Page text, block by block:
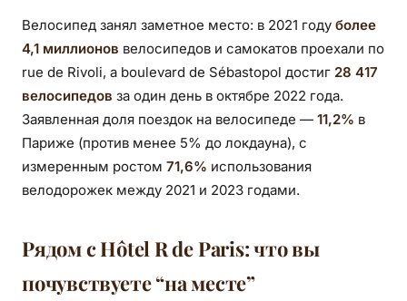
Велосипед занял заметное место: в 2021 году более
4,1 миллионов велосипедов и самокатов проехали по
rue de Rivoli, а boulevard de Sébastopol достиг 28 417
велосипедов за один день в октябре 2022 года.
Заявленная доля поездок на велосипеде — 11,2% в
Париже (против менее 5% до локдауна), с
измеренным ростом 71,6% использования
велодорожек между 2021 и 2023 годами.
Рядом с Hôtel R de Paris: что вы
почувствуете “на месте”